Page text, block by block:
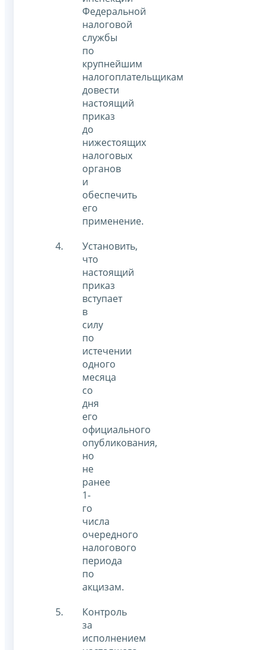
Федеральной
налоговой
службы
по
крупнейшим
налогоплательщикам
довести
настоящий
приказ
до
нижестоящих
налоговых
органов
и
обеспечить
его
применение.
Установить,
что
настоящий
приказ
вступает
в
силу
по
истечении
одного
месяца
со
дня
его
официального
опубликования,
но
не
ранее
1-
го
числа
очередного
налогового
периода
по
акцизам.
Контроль
за
исполнением